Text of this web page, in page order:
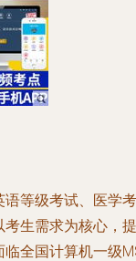
等级考试、医学考
生需求为核心，提
全国计算机一级